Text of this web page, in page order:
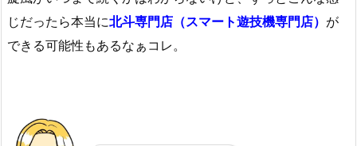
じだったら本当に北斗専門店（スマート遊技機専門店） が
できる可能性もあるなぁコレ。